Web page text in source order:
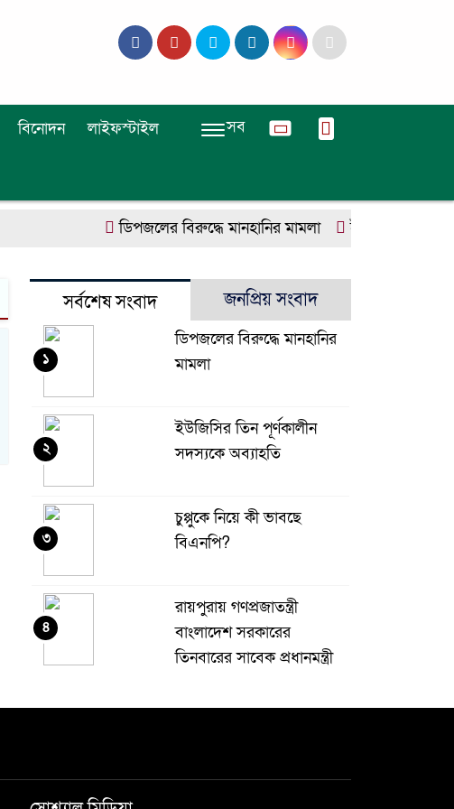
বিনোদন লাইফস্টাইল সব
ডিপজলের বিরুদ্ধে মানহানির মামলা ইউজিসির তিন
সর্বশেষ সংবাদ জনপ্রিয় সংবাদ
ডিপজলের বিরুদ্ধে মানহানির
মামলা
১
ইউজিসির তিন পূর্ণকালীন
সদস্যকে অব্যাহতি
২
চুপ্পুকে নিয়ে কী ভাবছে
বিএনপি?
৩
রায়পুরায় গণপ্রজাতন্ত্রী
বাংলাদেশ সরকারের
তিনবারের সাবেক প্রধানমন্ত্রী
চেয়ারপারসন বেগম খালেদা জিয়ার রুহের মাগফেরাত
৪
বেড়ি
৫